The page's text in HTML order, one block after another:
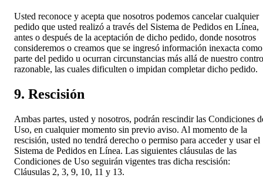
Usted reconoce y acepta que nosotros podemos cancelar cualquier
pedido que usted realizó a través del Sistema de Pedidos en Línea,
antes o después de la aceptación de dicho pedido, donde nosotros
consideremos o creamos que se ingresó información inexacta como
parte del pedido u ocurran circunstancias más allá de nuestro
razonable, las cuales dificulten o impidan completar dicho pedido.
9. Rescisión
Ambas partes, usted y nosotros, podrán rescindir las Condiciones
Uso, en cualquier momento sin previo aviso. Al momento de la
rescisión, usted no tendrá derecho o permiso para acceder y usar el
Sistema de Pedidos en Línea. Las siguientes cláusulas de las
Condiciones de Uso seguirán vigentes tras dicha rescisión:
Cláusulas 2, 3, 9, 10, 11 y 13.